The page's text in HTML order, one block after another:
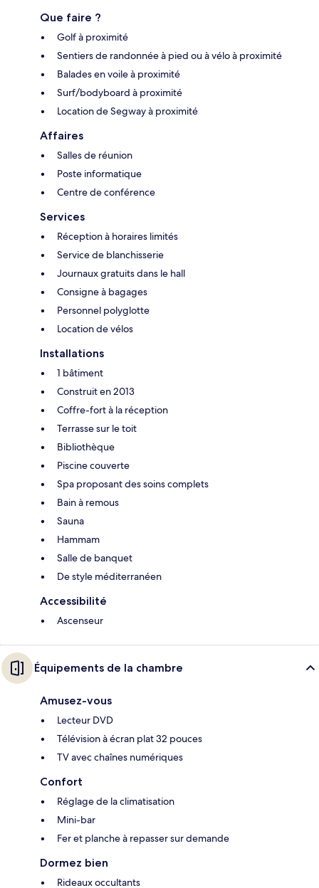
Que faire ?
Golf à proximité
Sentiers de randonnée à pied ou à vélo à proximité
Balades en voile à proximité
Surf/bodyboard à proximité
Location de Segway à proximité
Affaires
Salles de réunion
Poste informatique
Centre de conférence
Services
Réception à horaires limités
Service de blanchisserie
Journaux gratuits dans le hall
Consigne à bagages
Personnel polyglotte
Location de vélos
Installations
1 bâtiment
Construit en 2013
Coffre-fort à la réception
Terrasse sur le toit
Bibliothèque
Piscine couverte
Spa proposant des soins complets
Bain à remous
Sauna
Hammam
Salle de banquet
De style méditerranéen
Accessibilité
Ascenseur
Équipements de la chambre
Amusez-vous
Lecteur DVD
Télévision à écran plat 32 pouces
TV avec chaînes numériques
Confort
Réglage de la climatisation
Mini-bar
Fer et planche à repasser sur demande
Dormez bien
Rideaux occultants